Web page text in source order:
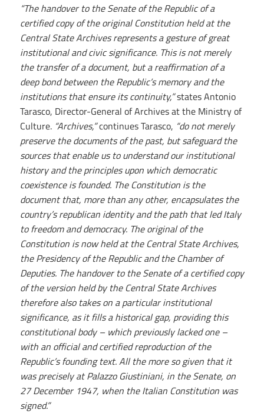
“The handover to the Senate of the Republic of a
certified copy of the original Constitution held at the
Central State Archives represents a gesture of great
institutional and civic significance. This is not merely
the transfer of a document, but a reaffirmation of a
deep bond between the Republic’s memory and the
institutions that ensure its continuity,”states Antonio
Tarasco, Director-General of Archives at the Ministry of
Culture. “Archives,”continues Tarasco, “do not merely
preserve the documents of the past, but safeguard the
sources that enable us to understand our institutional
history and the principles upon which democratic
coexistence is founded. The Constitution is the
document that, more than any other, encapsulates the
country’s republican identity and the path that led Italy
to freedom and democracy. The original of the
Constitution is now held at the Central State Archives,
the Presidency of the Republic and the Chamber of
Deputies. The handover to the Senate of a certified copy
of the version held by the Central State Archives
therefore also takes on a particular institutional
significance, as it fills a historical gap, providing this
constitutional body – which previously lacked one –
with an official and certified reproduction of the
Republic’s founding text. All the more so given that it
was precisely at Palazzo Giustiniani, in the Senate, on
27 December 1947, when the Italian Constitution was
signed.”